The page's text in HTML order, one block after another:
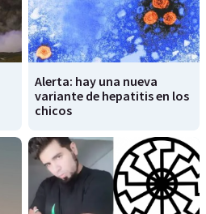
Alerta: hay una nueva
variante de hepatitis en los
chicos